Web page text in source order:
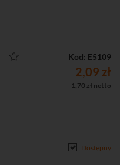
Kod: E5109
2,09 zł
1,70 zł netto
Dostępny